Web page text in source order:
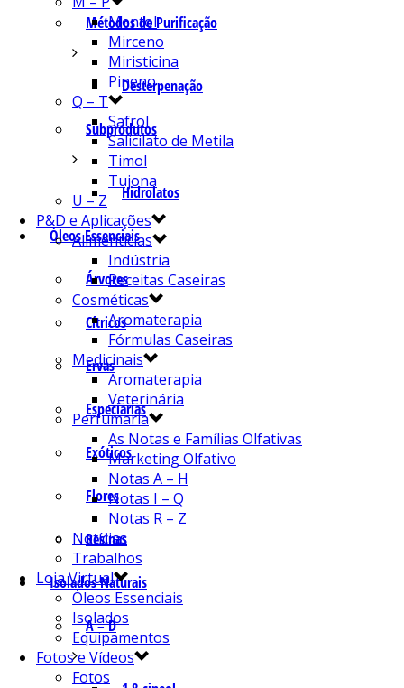
Métodos de Purificação
Desterpenação
Subprodutos
Hidrolatos
Óleos Essenciais
Árvores
Cítricos
Ervas
Especiarias
Exóticos
Flores
Resinas
Isolados Naturais
A – D
Mentol
Mirceno
Miristicina
Pineno
Q – T
Safrol
Salicilato de Metila
Timol
Tujona
U – Z
P&D e Aplicações
Alimentícias
Indústria
Receitas Caseiras
Cosméticas
Aromaterapia
Fórmulas Caseiras
Medicinais
Aromaterapia
Veterinária
Perfumaria
As Notas e Famílias Olfativas
Marketing Olfativo
Notas A – H
Notas I – Q
Notas R – Z
Notícias
Trabalhos
Loja Virtual
Óleos Essenciais
Isolados
Equipamentos
Fotos e Vídeos
Fotos